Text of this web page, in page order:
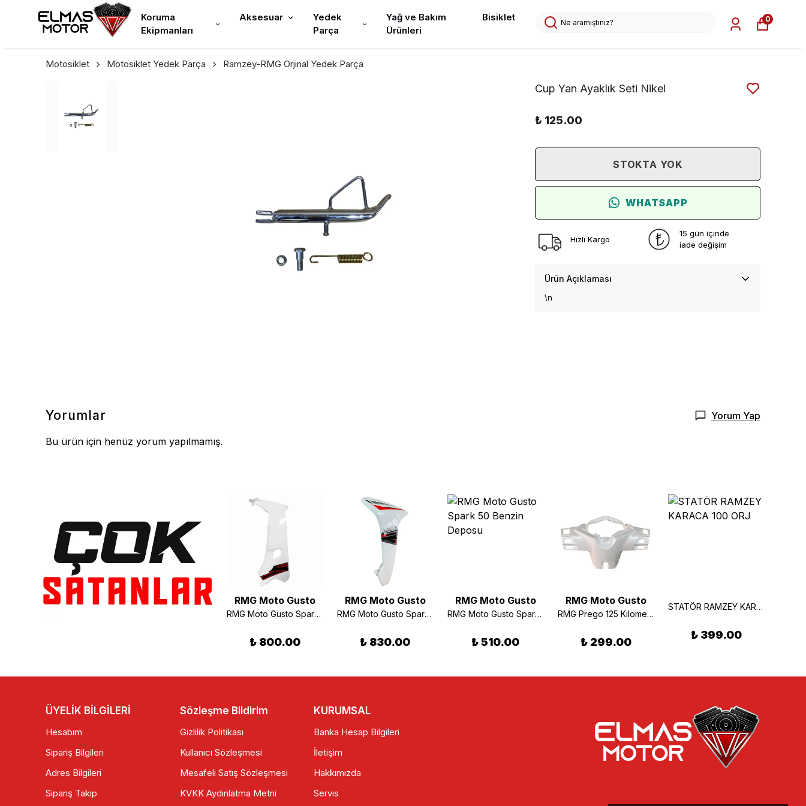
Koruma
Ekipmanları
Aksesuar
Yedek
Parça
Yağ ve Bakım
Ürünleri
Bisiklet 0
Motosiklet Motosiklet Yedek Parça Ramzey-RMG Orjinal Yedek Parça
Cup Yan Ayaklık Seti Nikel
₺ 125.00
STOKTA YOK
WHATSAPP
Hızlı Kargo
15 gün içinde
iade değişim
Ürün Açıklaması
\n
Yorumlar Yorum Yap
Bu ürün için henüz yorum yapılmamış.
RMG Moto Gusto RMG Moto Gusto RMG Moto Gusto
RMG Moto Gusto Spark 50 Sağ İç Dizlik Beyaz
₺ 800.00
RMG Moto Gusto
RMG Moto Gusto Spark Sağ Rüzgarlık Beyaz
₺ 830.00
RMG Moto Gusto
RMG Moto Gusto Spark 50 Benzin Deposu
₺ 510.00
RMG Moto Gusto
RMG Prego 125 Kilometre Muhafaza Mat Beyaz
₺ 299.00
STATÖR RAMZEY KARACA 100 ORJ
₺ 399.00
ÜYELİK BİLGİLERİ
Hesabım
Sipariş Bilgileri
Adres Bilgileri
Sipariş Takip
Sözleşme Bildirim
Gizlilik Politikası
Kullanıcı Sözleşmesi
Mesafeli Satış Sözleşmesi
KVKK Aydınlatma Metni
KURUMSAL
Banka Hesap Bilgileri
İletişim
Hakkımızda
Servis